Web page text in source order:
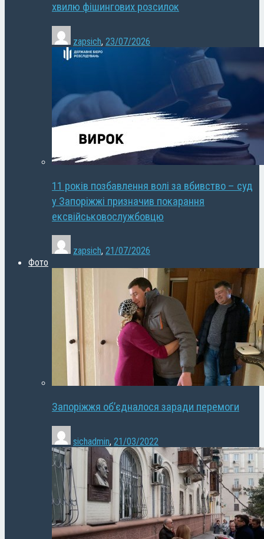
хвилю фішингових розсилок
zapsich, 23/07/2026
11 років позбавлення волі за вбивство – суд
у Запоріжжі призначив покарання
ексвійськовослужбовцю
zapsich, 21/07/2026
Фото
Запоріжжя об’єдналося заради перемоги
sichadmin, 21/03/2022